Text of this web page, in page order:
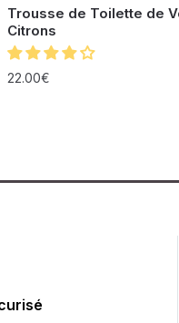
Trousse de Toilette de
Citrons
22.00€